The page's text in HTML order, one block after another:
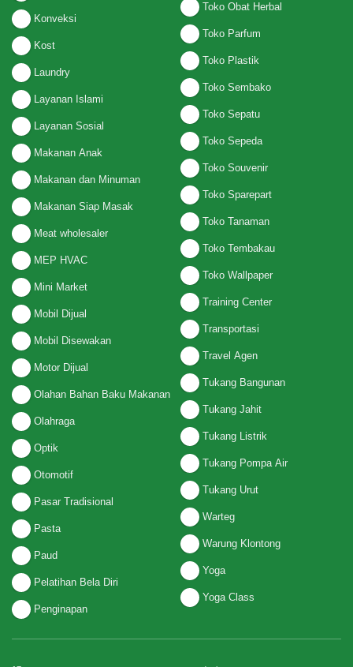
Konveksi
Kost
Laundry
Layanan Islami
Layanan Sosial
Makanan Anak
Makanan dan Minuman
Makanan Siap Masak
Meat wholesaler
MEP HVAC
Mini Market
Mobil Dijual
Mobil Disewakan
Motor Dijual
Olahan Bahan Baku Makanan
Olahraga
Optik
Otomotif
Pasar Tradisional
Pasta
Paud
Pelatihan Bela Diri
Penginapan
Toko Obat Herbal
Toko Parfum
Toko Plastik
Toko Sembako
Toko Sepatu
Toko Sepeda
Toko Souvenir
Toko Sparepart
Toko Tanaman
Toko Tembakau
Toko Wallpaper
Training Center
Transportasi
Travel Agen
Tukang Bangunan
Tukang Jahit
Tukang Listrik
Tukang Pompa Air
Tukang Urut
Warteg
Warung Klontong
Yoga
Yoga Class